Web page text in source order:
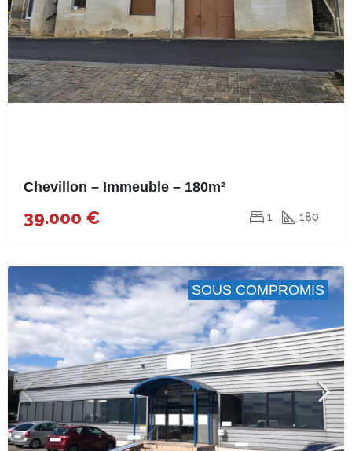
Chevillon – Immeuble – 180m²
39.000 € 1 180
SOUS COMPROMIS